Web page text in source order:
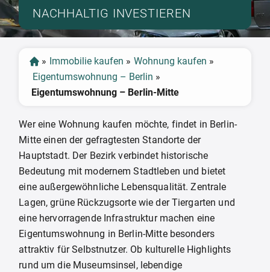
NACHHALTIG INVESTIEREN
» Immobilie kaufen » Wohnung kaufen »
Eigentumswohnung – Berlin »
Eigentumswohnung – Berlin-Mitte
Wer eine Wohnung kaufen möchte, findet in Berlin-
Mitte einen der gefragtesten Standorte der
Hauptstadt. Der Bezirk verbindet historische
Bedeutung mit modernem Stadtleben und bietet
eine außergewöhnliche Lebensqualität. Zentrale
Lagen, grüne Rückzugsorte wie der Tiergarten und
eine hervorragende Infrastruktur machen eine
Eigentumswohnung in Berlin-Mitte besonders
attraktiv für Selbstnutzer. Ob kulturelle Highlights
rund um die Museumsinsel, lebendige